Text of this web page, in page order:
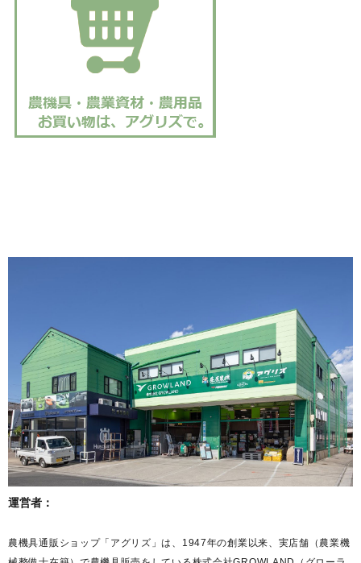
運営者：
農機具通販ショップ「アグリズ」は、1947年の創業以来、実店舗（農業機